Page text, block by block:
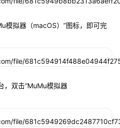
模拟器（macOS）”图标，即可完
，双击“MuMu模拟器